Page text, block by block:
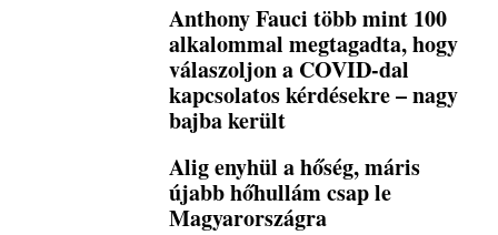
Anthony Fauci több mint 100
alkalommal megtagadta, hogy
válaszoljon a COVID-dal
kapcsolatos kérdésekre – nagy
bajba került
Alig enyhül a hőség, máris
újabb hőhullám csap le
Magyarországra